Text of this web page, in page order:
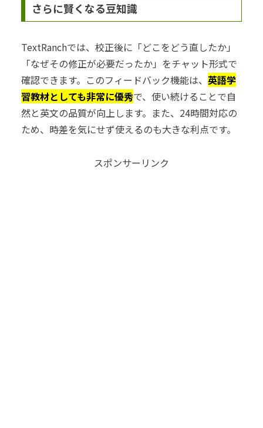
さらに賢くなる豆知識
TextRanchでは、校正後に「どこをどう直したか」
「なぜその修正が必要だったか」をチャット形式で
確認できます。このフィードバック機能は、 英語学
習教材としても非常に優秀で、使い続けることで自
然と英文の品質が向上します。また、24時間対応の
ため、時差を気にせず使えるのも大きな利点です。
スポンサーリンク